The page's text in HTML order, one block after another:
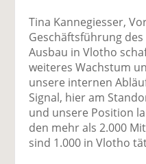
Tina Kannegiesser,
Geschäftsführung
Ausbau in Vlotho
weiteres Wachstum
unsere internen
Signal, hier am
und unsere Position
den mehr als 2.000
sind 1.000 in Vlotho